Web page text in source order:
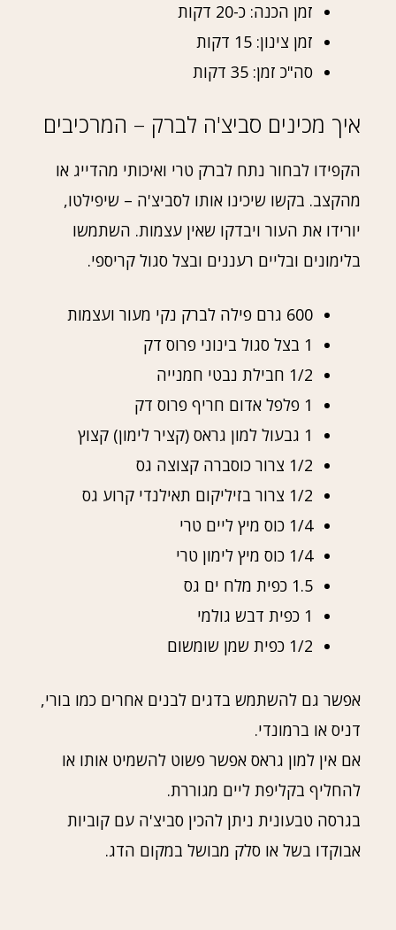
זמן הכנה: כ-20 דקות
זמן צינון: 15 דקות
סה"כ זמן: 35 דקות
איך מכינים סביצ'ה לברק – המרכיבים
הקפידו לבחור נתח לברק טרי ואיכותי מהדייג או
מהקצב. בקשו שיכינו אותו לסביצ'ה – שיפילטו,
יורידו את העור ויבדקו שאין עצמות. השתמשו
בלימונים ובליים רעננים ובצל סגול קריספי.
600 גרם פילה לברק נקי מעור ועצמות
1 בצל סגול בינוני פרוס דק
1/2 חבילת נבטי חמנייה
1 פלפל אדום חריף פרוס דק
1 גבעול למון גראס (קציר לימון) קצוץ
1/2 צרור כוסברה קצוצה גס
1/2 צרור בזיליקום תאילנדי קרוע גס
1/4 כוס מיץ ליים טרי
1/4 כוס מיץ לימון טרי
1.5 כפית מלח ים גס
1 כפית דבש גולמי
1/2 כפית שמן שומשום
אפשר גם להשתמש בדגים לבנים אחרים כמו בורי,
דניס או ברמונדי.
אם אין למון גראס אפשר פשוט להשמיט אותו או
להחליף בקליפת ליים מגוררת.
בגרסה טבעונית ניתן להכין סביצ'ה עם קוביות
אבוקדו בשל או סלק מבושל במקום הדג.